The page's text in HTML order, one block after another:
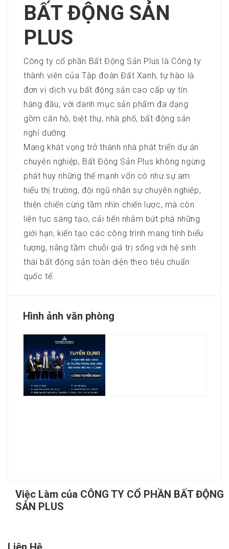
BẤT ĐỘNG SẢN
PLUS
Công ty cổ phần Bất Động Sản Plus là Công ty
thành viên của Tập đoàn Đất Xanh, tự hào là
đơn vị dịch vụ bất động sản cao cấp uy tín
hàng đầu, với danh mục sản phẩm đa dạng
gồm căn hộ, biệt thự, nhà phố, bất động sản
nghỉ dưỡng.
Mang khát vọng trở thành nhà phát triển dự án
chuyên nghiệp, Bất Động Sản Plus không ngừng
phát huy những thế mạnh vốn có như sự am
hiểu thị trường, đội ngũ nhân sự chuyên nghiệp,
thiện chiến cùng tầm nhìn chiến lược, mà còn
liên tục sáng tạo, cải tiến nhằm bứt phá những
giới hạn, kiến tạo các công trình mang tính biểu
tượng, nâng tầm chuỗi giá trị sống với hệ sinh
thái bất động sản toàn diện theo tiêu chuẩn
quốc tế.
Hình ảnh văn phòng
Việc Làm của CÔNG TY CỔ PHẦN BẤT ĐỘNG
SẢN PLUS